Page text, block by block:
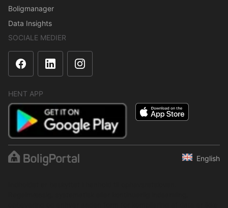
Boligmanager
Data Insights
SOCIALE MEDIER
HENT APP
English